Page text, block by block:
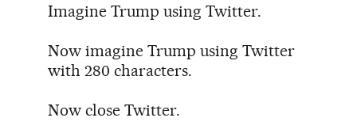
Imagine Trump using Twitter.
Now imagine Trump using Twitter
with 280 characters.
Now close Twitter.